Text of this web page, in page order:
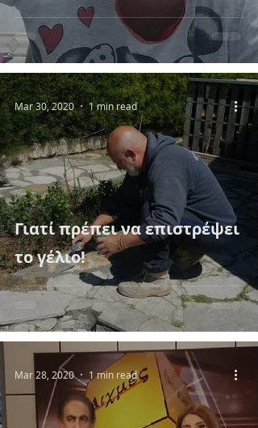
Γιατί πρέπει να επιστρέψει
το γέλιο!
Mar 30, 2020 1 min read
Mar 28, 2020 1 min read